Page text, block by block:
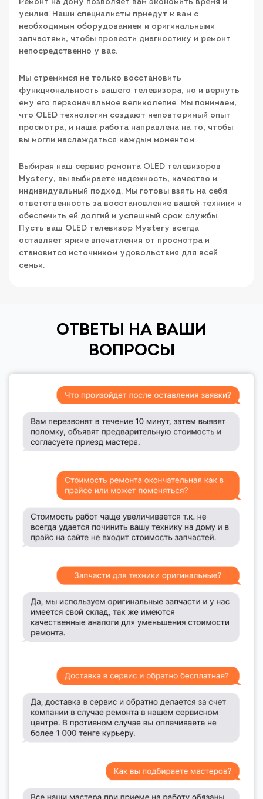
Ремонт на дому позволяет вам экономить время и
усилия. Наши специалисты приедут к вам с
необходимым оборудованием и оригинальными
запчастями, чтобы провести диагностику и ремонт
непосредственно у вас.
Мы стремимся не только восстановить
функциональность вашего телевизора, но и вернуть
ему его первоначальное великолепие. Мы понимаем,
что OLED технологии создают неповторимый опыт
просмотра, и наша работа направлена на то, чтобы
вы могли наслаждаться каждым моментом.
Выбирая наш сервис ремонта OLED телевизоров
Mystery, вы выбираете надежность, качество и
индивидуальный подход. Мы готовы взять на себя
ответственность за восстановление вашей техники и
обеспечить ей долгий и успешный срок службы.
Пусть ваш OLED телевизор Mystery всегда
оставляет яркие впечатления от просмотра и
становится источником удовольствия для всей
семьи.
ОТВЕТЫ НА ВАШИ
ВОПРОСЫ